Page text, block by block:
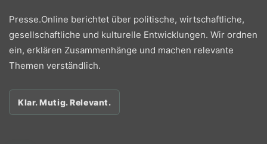
Presse.Online berichtet über politische, wirtschaftliche,
gesellschaftliche und kulturelle Entwicklungen. Wir ordnen
ein, erklären Zusammenhänge und machen relevante
Themen verständlich.
Klar. Mutig. Relevant.